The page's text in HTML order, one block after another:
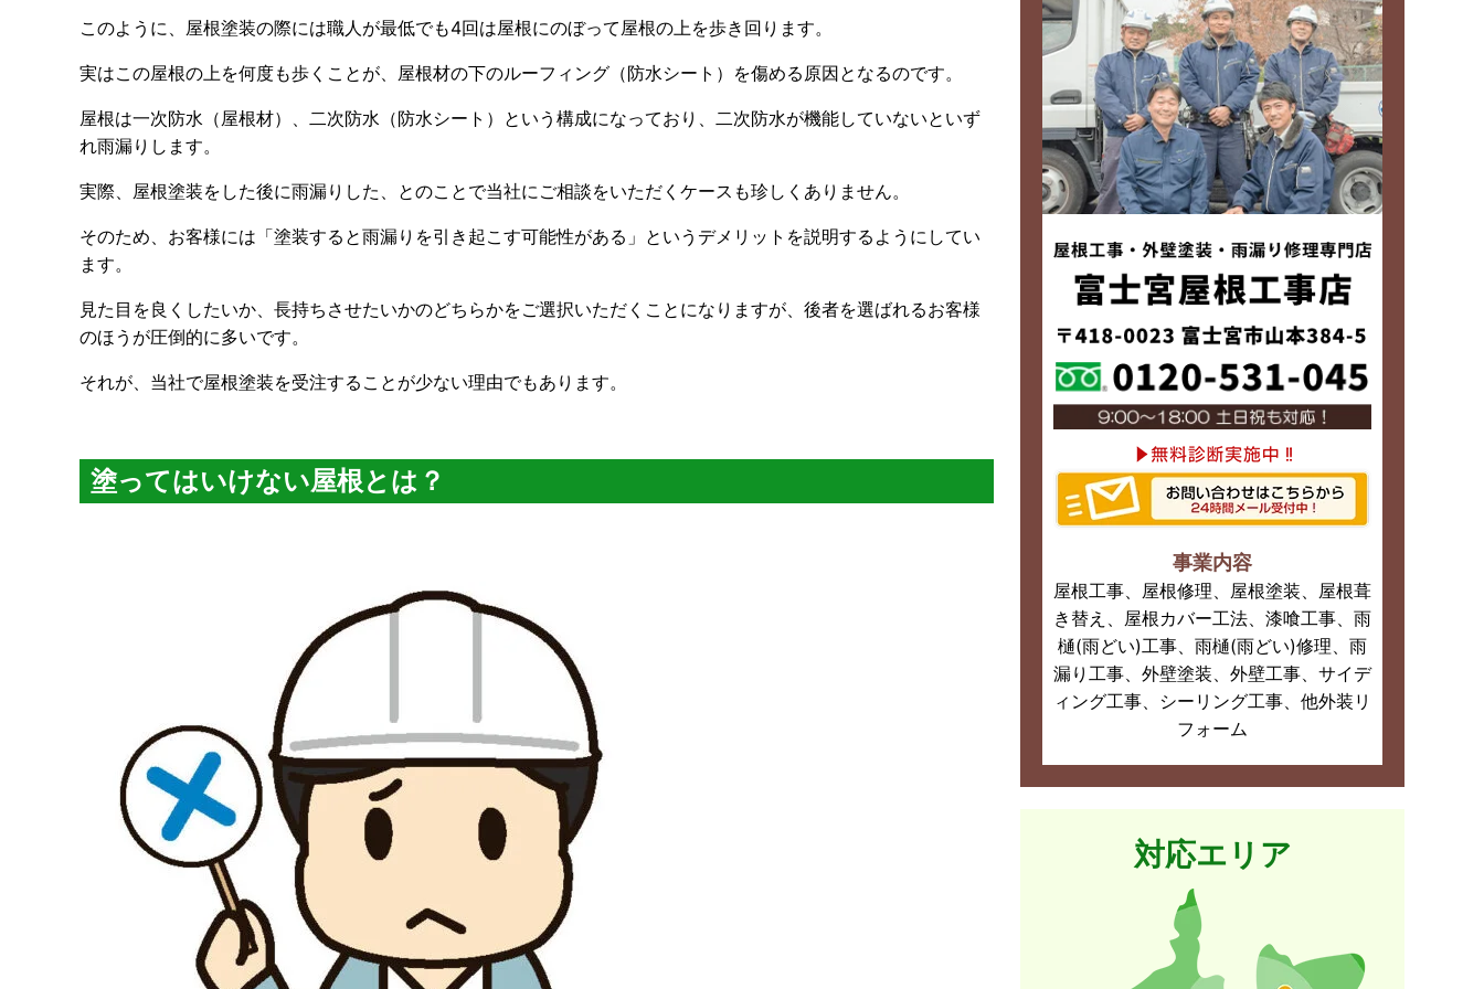
このように、屋根塗装の際には職人が最低でも4回は屋根にのぼって屋根の上を歩き回ります。
実はこの屋根の上を何度も歩くことが、屋根材の下のルーフィング（防水シート）を傷める原因となるのです。
屋根は一次防水（屋根材）、二次防水（防水シート）という構成になっており、二次防水が機能していないといず
れ雨漏りします。
実際、屋根塗装をした後に雨漏りした、とのことで当社にご相談をいただくケースも珍しくありません。
そのため、お客様には「塗装すると雨漏りを引き起こす可能性がある」というデメリットを説明するようにしてい
ます。
見た目を良くしたいか、長持ちさせたいかのどちらかをご選択いただくことになりますが、後者を選ばれるお客様
のほうが圧倒的に多いです。
それが、当社で屋根塗装を受注することが少ない理由でもあります。
塗ってはいけない屋根とは？
事業内容
屋根工事、屋根修理、屋根塗装、屋根葺
き替え、屋根カバー工法、漆喰工事、雨
樋(雨どい)工事、雨樋(雨どい)修理、雨
漏り工事、外壁塗装、外壁工事、サイデ
ィング工事、シーリング工事、他外装リ
フォーム
対応エリア